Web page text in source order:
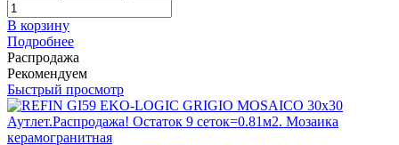
В корзину
Подробнее
Распродажа
Рекомендуем
Быстрый просмотр